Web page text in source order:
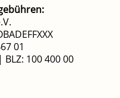
01
100 400 00